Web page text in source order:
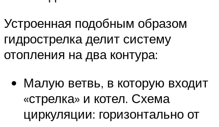
Устроенная подобным образом
гидрострелка делит систему
отопления на два контура:
Малую ветвь, в которую входит
«стрелка» и котел. Схема
циркуляции: горизонтально от